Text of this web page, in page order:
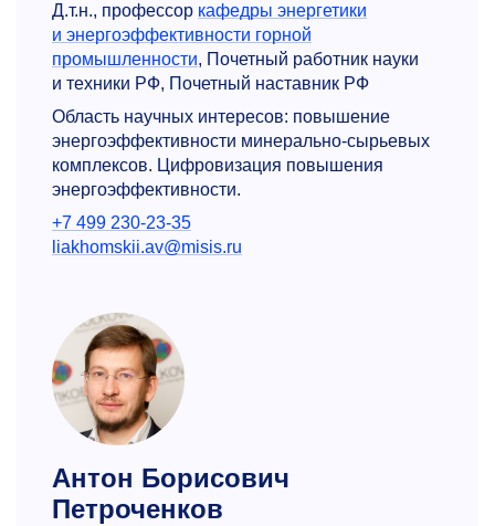
Д.т.н., профессор кафедры энергетики
и энергоэффективности горной
промышленности, Почетный работник науки
и техники РФ, Почетный наставник РФ
Область научных интересов: повышение
энергоэффективности минерально-сырьевых
комплексов. Цифровизация повышения
энергоэффективности.
+7 499 230-23-35
liakhomskii.av@misis.ru
Антон Борисович
Петроченков